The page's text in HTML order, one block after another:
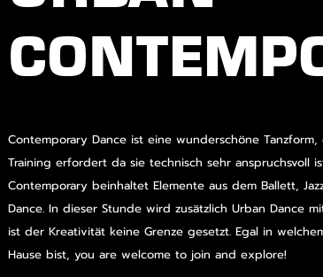
Contemporary Dance ist eine wunderschöne
Training erfordert da sie technisch sehr anspruchsvoll
Contemporary beinhaltet Elemente aus dem Ballett,
Dance. In dieser Stunde wird zusätzlich Urban Dance
ist der Kreativität keine Grenze gesetzt. Egal in
Hause bist, you are welcome to join and explore!